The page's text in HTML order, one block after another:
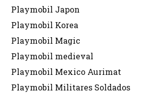
Playmobil Japon
Playmobil Korea
Playmobil Magic
Playmobil medieval
Playmobil Mexico Aurimat
Playmobil Militares Soldados